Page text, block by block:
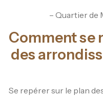
– Quartier de
Comment se
des
Se repérer sur le plan